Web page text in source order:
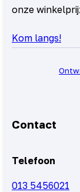
onze
Kom langs!
Contact
Telefoon
013 5456021